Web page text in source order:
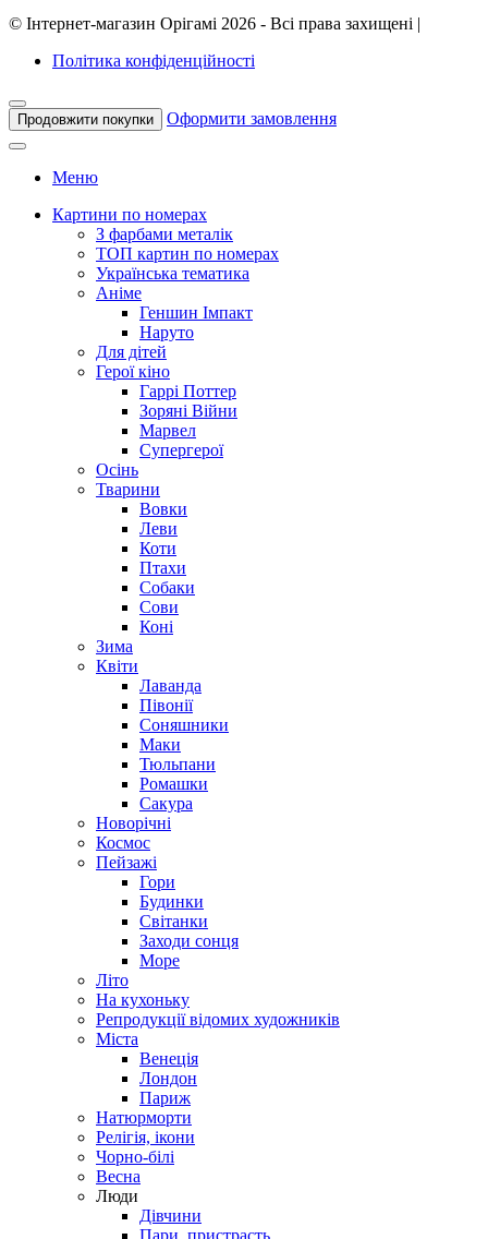
© Інтернет-магазин Орігамі 2026 - Всі права захищені
Політика конфіденційності
Продовжити покупки Оформити замовлення
Меню
Картини по номерах
З фарбами металік
ТОП картин по номерах
Українська тематика
Аніме
Геншин Імпакт
Наруто
Для дітей
Герої кіно
Гаррі Поттер
Зоряні Війни
Марвел
Супергерої
Осінь
Тварини
Вовки
Леви
Коти
Птахи
Собаки
Сови
Коні
Зима
Квіти
Лаванда
Півонії
Соняшники
Маки
Тюльпани
Ромашки
Сакура
Новорічні
Космос
Пейзажі
Гори
Будинки
Світанки
Заходи сонця
Море
Літо
На кухоньку
Репродукції відомих художників
Міста
Венеція
Лондон
Париж
Натюрморти
Релігія, ікони
Чорно-білі
Весна
Люди
Дівчини